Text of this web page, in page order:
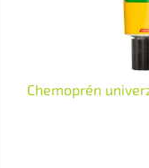
Chemoprén